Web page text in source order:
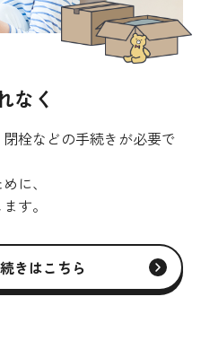
なく
栓などの手続きが必要で
に、
す。
きはこちら